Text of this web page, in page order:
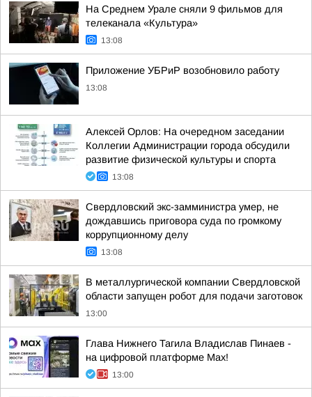
На Среднем Урале сняли 9 фильмов для
телеканала «Культура»
13:08
Приложение УБРиР возобновило работу
13:08
Алексей Орлов: На очередном заседании
Коллегии Администрации города обсудили
развитие физической культуры и спорта
13:08
Свердловский экс-замминистра умер, не
дождавшись приговора суда по громкому
коррупционному делу
13:08
В металлургической компании Свердловской
области запущен робот для подачи заготовок
13:00
Глава Нижнего Тагила Владислав Пинаев -
на цифровой платформе Max!
13:00